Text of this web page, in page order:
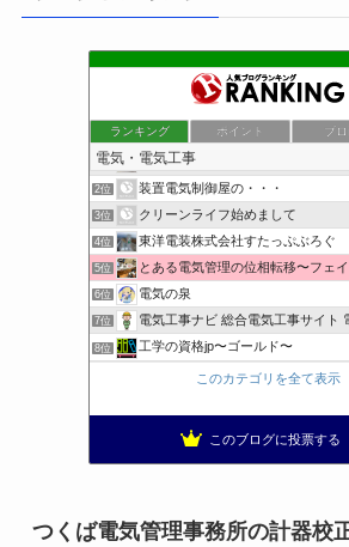
ランキング ポイント ブ
1位 小さな引越し屋と電気工事屋の奮闘
2位 装置電気制御屋の・・・
3位 クリーンライフ始めまして
4位 東洋電装株式会社すたっぷぶろぐ
5位 とある電気管理の位相転移〜フェ
6位 電気の泉
7位 電気工事ナビ 総合電気工事サイト 電気
8位 工学の資格jp〜ゴールド〜
日置空調 | エアコン取付 鹿児島 | 鹿児島
15位 ★電験三種に合格させてあげる|理
このカテゴリを全て表示
このブログに投票する
つくば電気管理事務所の計器校